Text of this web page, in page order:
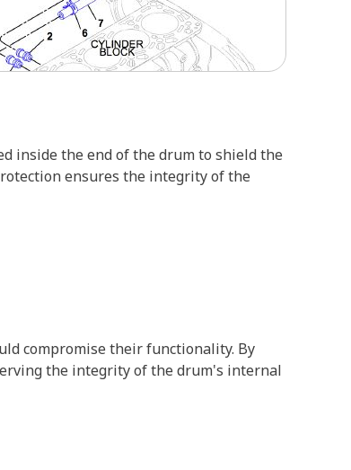
inside the end of the drum to shield the
ensures the integrity of the
compromise their functionality. By
the integrity of the drum's internal